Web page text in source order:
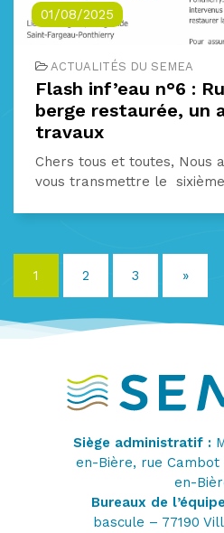
01/08/2025
ACTUALITÉS DU SEMEA
Flash inf’eau n°6 :
berge restaurée, un
travaux
Chers tous et toutes, Nous
vous transmettre le
1 2 3 »
Siège administratif :
en-Bière, rue Cambot
en-
Bureaux de
bascule – 77190